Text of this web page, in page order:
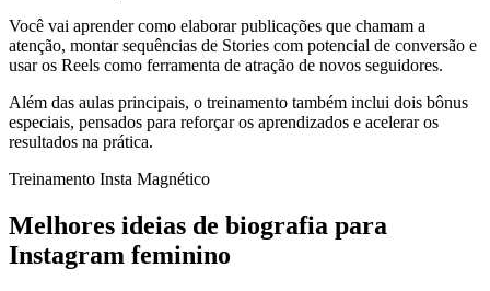
Você vai aprender como elaborar publicações que chamam a
atenção, montar sequências de Stories com potencial de conversão e
usar os Reels como ferramenta de atração de novos seguidores.
Além das aulas principais, o treinamento também inclui dois bônus
especiais, pensados para reforçar os aprendizados e acelerar os
resultados na prática.
Treinamento Insta Magnético
Melhores ideias de biografia para
Instagram feminino